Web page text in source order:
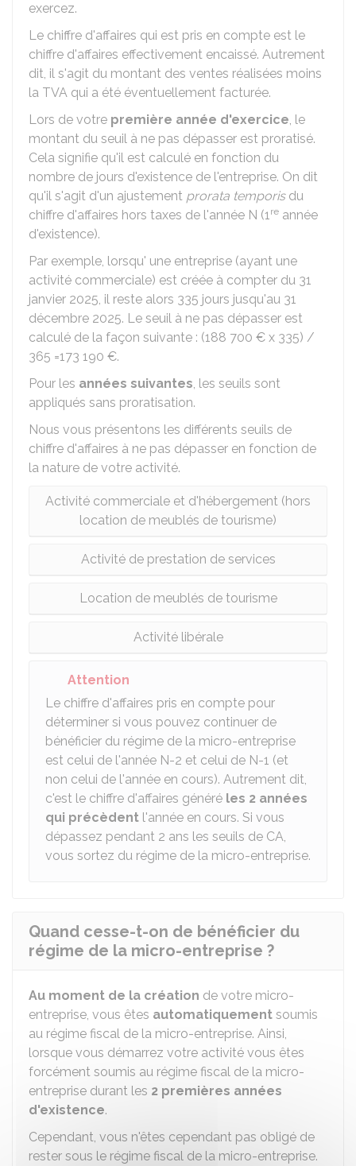
exercez.
Le chiffre d'affaires qui est pris en compte est le
chiffre d'affaires effectivement encaissé. Autrement
dit, il s'agit du montant des ventes réalisées moins
la TVA qui a été éventuellement facturée.
Lors de votre première année d'exercice, le
montant du seuil à ne pas dépasser est proratisé.
Cela signifie qu'il est calculé en fonction du
nombre de jours d'existence de l'entreprise. On dit
qu'il s'agit d'un ajustement prorata temporisdu
chiffre d'affaires hors taxes de l'année N (1re année
d'existence).
Par exemple, lorsqu' une entreprise (ayant une
activité commerciale) est créée à compter du 31
janvier 2025, il reste alors 335 jours jusqu'au 31
décembre 2025. Le seuil à ne pas dépasser est
calculé de la façon suivante : (188 700 € x 335) /
365 =173 190 €.
Pour les années suivantes, les seuils sont
appliqués sans proratisation.
Nous vous présentons les différents seuils de
chiffre d'affaires à ne pas dépasser en fonction de
la nature de votre activité.
Activité commerciale et d'hébergement (hors
location de meublés de tourisme)
Activité de prestation de services
Location de meublés de tourisme
Activité libérale
Attention
Le chiffre d'affaires pris en compte pour
déterminer si vous pouvez continuer de
bénéficier du régime de la micro-entreprise
est celui de l'année N-2 et celui de N-1 (et
non celui de l'année en cours). Autrement dit,
c'est le chiffre d'affaires généré les 2 années
qui précèdent l'année en cours. Si vous
dépassez pendant 2 ans les seuils de CA,
vous sortez du régime de la micro-entreprise.
Quand cesse-t-on de bénéficier du
régime de la micro-entreprise ?
Au moment de la création de votre micro-
entreprise, vous êtes automatiquement soumis
au régime fiscal de la micro-entreprise. Ainsi,
lorsque vous démarrez votre activité vous êtes
forcément soumis au régime fiscal de la micro-
entreprise durant les 2 premières années
d'existence.
Cependant, vous n'êtes cependant pas obligé de
rester sous le régime fiscal de la micro-entreprise.